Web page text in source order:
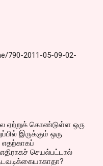
790-2011-05-09-02-
ஏற்றுக் கொண்டுள்ள ஒரு
இருக்கும் ஒரு
எதற்காகப்
செயல்பட்டால்